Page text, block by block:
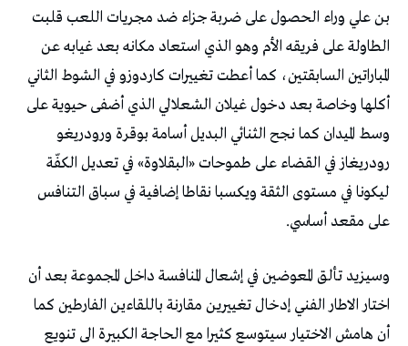
بن علي وراء الحصول على ضربة جزاء ضد مجريات اللعب قلبت
الطاولة على فريقه الأم وهو الذي استعاد مكانه بعد غيابه عن
المباراتين السابقتين، كما أعطت تغييرات كاردوزو في الشوط الثاني
أكلها وخاصة بعد دخول غيلان الشعلالي الذي أضفى حيوية على
وسط الميدان كما نجح الثنائي البديل أسامة بوقرة ورودريغو
رودريغاز في القضاء على طموحات «البقلاوة» في تعديل الكفّة
ليكونا في مستوى الثقة ويكسبا نقاطا إضافية في سباق التنافس
على مقعد أساسي.
وسيزيد تألق المعوضين في إشعال المنافسة داخل المجموعة بعد أن
اختار الاطار الفني إدخال تغييرين مقارنة باللقاءين الفارطين كما
أن هامش الاختيار سيتوسع كثيرا مع الحاجة الكبيرة الى تنويع